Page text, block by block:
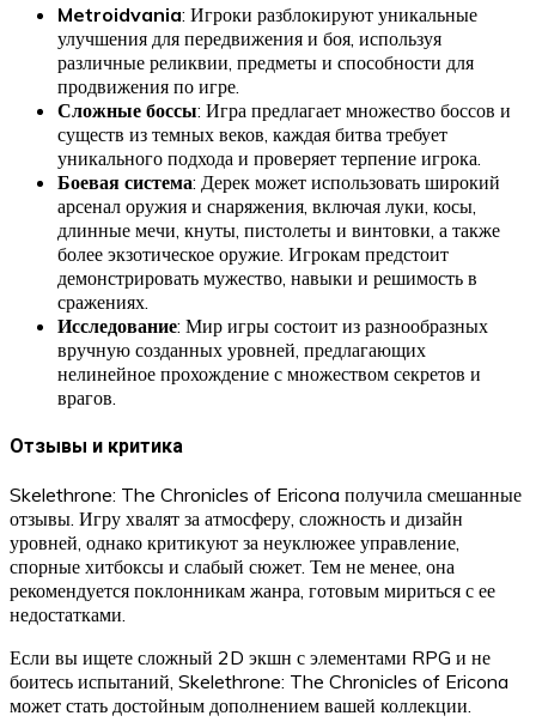
Metroidvania: Игроки разблокируют уникальные
улучшения для передвижения и боя, используя
различные реликвии, предметы и способности для
продвижения по игре.
Сложные боссы: Игра предлагает множество боссов и
существ из темных веков, каждая битва требует
уникального подхода и проверяет терпение игрока.
Боевая система: Дерек может использовать широкий
арсенал оружия и снаряжения, включая луки, косы,
длинные мечи, кнуты, пистолеты и винтовки, а также
более экзотическое оружие. Игрокам предстоит
демонстрировать мужество, навыки и решимость в
сражениях.
Исследование: Мир игры состоит из разнообразных
вручную созданных уровней, предлагающих
нелинейное прохождение с множеством секретов и
врагов.
Отзывы и критика
Skelethrone: The Chronicles of Ericona получила смешанные
отзывы. Игру хвалят за атмосферу, сложность и дизайн
уровней, однако критикуют за неуклюжее управление,
спорные хитбоксы и слабый сюжет. Тем не менее, она
рекомендуется поклонникам жанра, готовым мириться с ее
недостатками.
Если вы ищете сложный 2D экшн с элементами RPG и не
боитесь испытаний, Skelethrone: The Chronicles of Ericona
может стать достойным дополнением вашей коллекции.